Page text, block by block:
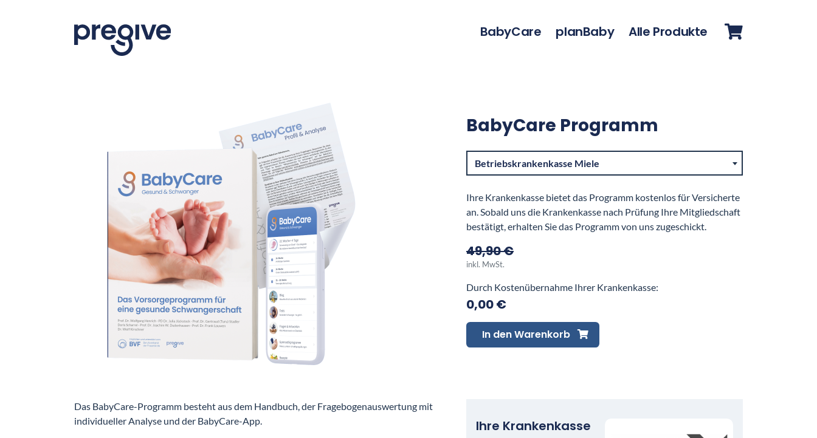
BabyCare planBaby Alle Produkte
BabyCare Programm
Betriebskrankenkasse Miele
Ihre Krankenkasse bietet das Programm kostenlos für Versicherte
an. Sobald uns die Krankenkasse nach Prüfung Ihre Mitgliedschaft
bestätigt, erhalten Sie das Programm von uns zugeschickt.
49,90 €
inkl. MwSt.
Durch Kostenübernahme Ihrer Krankenkasse:
0,00 €
In den Warenkorb
Das BabyCare-Programm besteht aus dem Handbuch, der Fragebogenauswertung mit
individueller Analyse und der BabyCare-App.
Ihre Kranken­kasse